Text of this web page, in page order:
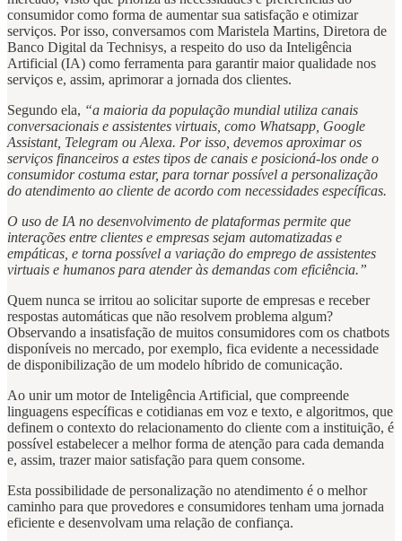
consumidor como forma de aumentar sua satisfação e otimizar
serviços. Por isso, conversamos com Maristela Martins, Diretora de
Banco Digital da Technisys, a respeito do uso da Inteligência
Artificial (IA) como ferramenta para garantir maior qualidade nos
serviços e, assim, aprimorar a jornada dos clientes.
Segundo ela, “a maioria da população mundial utiliza canais
conversacionais e assistentes virtuais, como Whatsapp, Google
Assistant, Telegram ou Alexa. Por isso, devemos aproximar os
serviços financeiros a estes tipos de canais e posicioná-los onde o
consumidor costuma estar, para tornar possível a personalização
do atendimento ao cliente de acordo com necessidades específicas.
O uso de IA no desenvolvimento de plataformas permite que
interações entre clientes e empresas sejam automatizadas e
empáticas, e torna possível a variação do emprego de assistentes
virtuais e humanos para atender às demandas com eficiência.”
Quem nunca se irritou ao solicitar suporte de empresas e receber
respostas automáticas que não resolvem problema algum?
Observando a insatisfação de muitos consumidores com os chatbots
disponíveis no mercado, por exemplo, fica evidente a necessidade
de disponibilização de um modelo híbrido de comunicação.
Ao unir um motor de Inteligência Artificial, que compreende
linguagens específicas e cotidianas em voz e texto, e algoritmos, que
definem o contexto do relacionamento do cliente com a instituição, é
possível estabelecer a melhor forma de atenção para cada demanda
e, assim, trazer maior satisfação para quem consome.
Esta possibilidade de personalização no atendimento é o melhor
caminho para que provedores e consumidores tenham uma jornada
eficiente e desenvolvam uma relação de confiança.